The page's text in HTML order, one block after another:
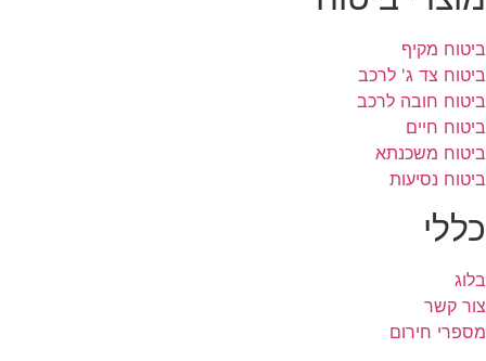
ביטוח מקיף
ביטוח צד ג' לרכב
ביטוח חובה לרכב
ביטוח חיים
ביטוח משכנתא
ביטוח נסיעות
כללי
בלוג
צור קשר
מספרי חירום